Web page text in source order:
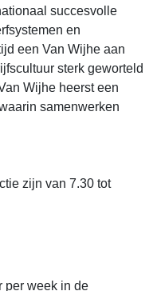
succesvolle
en
een Van Wijhe aan
sterk geworteld
Wijhe heerst een
samenwerken
zijn van 7.30 tot
per week in de